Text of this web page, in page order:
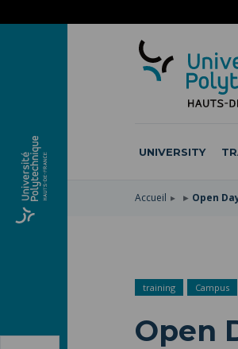
UNIVERSITY
Accueil Open
training Campus
Open